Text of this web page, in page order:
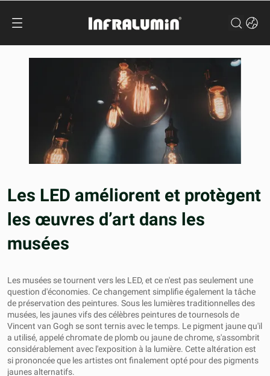
Les LED améliorent et protègent
les œuvres d’art dans les
musées
Les musées se tournent vers les LED, et ce n'est pas seulement une
question d'économies. Ce changement simplifie également la tâche
de préservation des peintures. Sous les lumières traditionnelles des
musées, les jaunes vifs des célèbres peintures de tournesols de
Vincent van Gogh se sont ternis avec le temps. Le pigment jaune qu'il
a utilisé, appelé chromate de plomb ou jaune de chrome, s'assombrit
considérablement avec l'exposition à la lumière. Cette altération est
si prononcée que les artistes ont finalement opté pour des pigments
jaunes alternatifs.